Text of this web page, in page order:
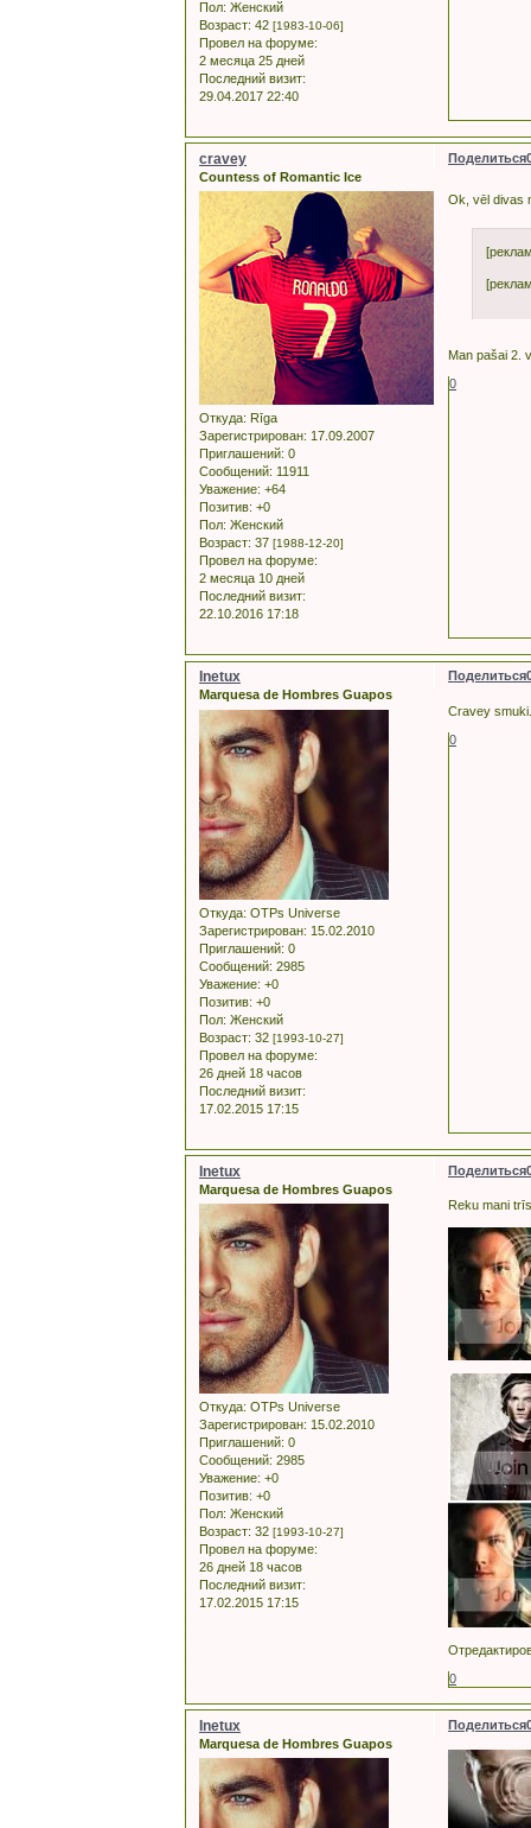
Пол: Женский
Возраст: 42 [1983-10-06]
Провел на форуме:
2 месяца 25 дней
Последний визит:
29.04.2017 22:40
Поделиться
cravey
Countess of Romantic Ice
Откуда: Rīga
Зарегистрирован: 17.09.2007
Приглашений: 0
Сообщений: 11911
Уважение: +64
Позитив: +0
Пол: Женский
Возраст: 37 [1988-12-20]
Провел на форуме:
2 месяца 10 дней
Последний визит:
22.10.2016 17:18
Ok, vēl divas
Man pašai 2.
0
Поделиться
Inetux
Marquesa de Hombres Guapos
Откуда: OTPs Universe
Зарегистрирован: 15.02.2010
Приглашений: 0
Сообщений: 2985
Уважение: +0
Позитив: +0
Пол: Женский
Возраст: 32 [1993-10-27]
Провел на форуме:
26 дней 18 часов
Последний визит:
17.02.2015 17:15
Cravey
0
Поделиться
Inetux
Marquesa de Hombres Guapos
Откуда: OTPs Universe
Зарегистрирован: 15.02.2010
Приглашений: 0
Сообщений: 2985
Уважение: +0
Позитив: +0
Пол: Женский
Возраст: 32 [1993-10-27]
Провел на форуме:
26 дней 18 часов
Последний визит:
17.02.2015 17:15
Reku mani
0
Поделиться
Inetux
Marquesa de Hombres Guapos